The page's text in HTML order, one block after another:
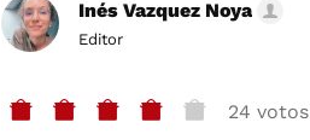
Inés Vazquez Noya
Editor
24 votos